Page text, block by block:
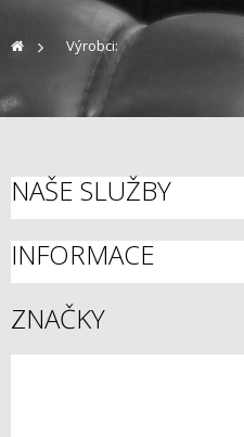
> Výrobci:
NAŠE SLUŽBY
INFORMACE
ZNAČKY